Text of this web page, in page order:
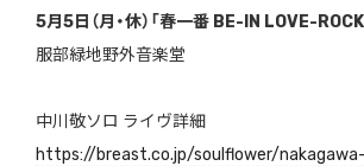
5月5日（月・休）「春一番 BE-IN LOVE-ROCK
服部緑地野外音楽堂
中川敬ソロ ライヴ詳細
https://breast.co.jp/soulflower/